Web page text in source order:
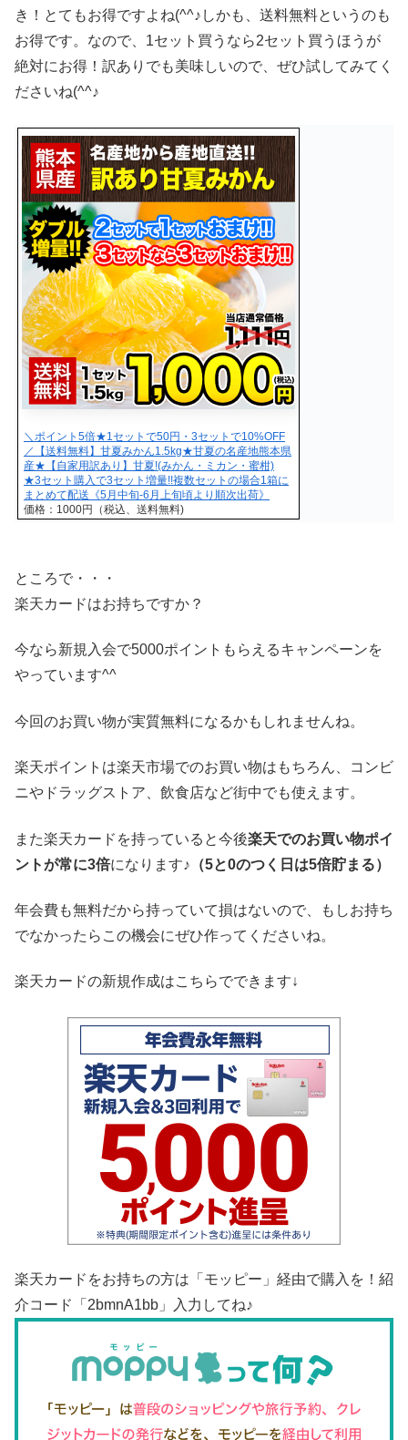
き！とてもお得ですよね(^^♪しかも、送料無料というのも
お得です。なので、1セット買うなら2セット買うほうが
絶対にお得！訳ありでも美味しいので、ぜひ試してみてく
ださいね(^^♪
＼ポイント5倍★1セットで50円・3セットで10%OFF
／【送料無料】甘夏みかん1.5kg★甘夏の名産地熊本県
産★【自家用訳あり】甘夏!(みかん・ミカン・蜜柑)
★3セット購入で3セット増量!!複数セットの場合1箱に
まとめて配送《5月中旬-6月上旬頃より順次出荷》
価格：1000円（税込、送料無料)
ところで・・・
楽天カードはお持ちですか？
今なら新規入会で5000ポイントもらえるキャンペーンを
やっています^^
今回のお買い物が実質無料になるかもしれませんね。
楽天ポイントは楽天市場でのお買い物はもちろん、コンビ
ニやドラッグストア、飲食店など街中でも使えます。
また楽天カードを持っていると今後楽天でのお買い物ポイ
ントが常に3倍になります♪ （5と0のつく日は5倍貯まる）
年会費も無料だから持っていて損はないので、もしお持ち
でなかったらこの機会にぜひ作ってくださいね。
楽天カードの新規作成はこちらでできます↓
楽天カードをお持ちの方は「モッピー」経由で購入を！紹
介コード「2bmnA1bb」入力してね♪